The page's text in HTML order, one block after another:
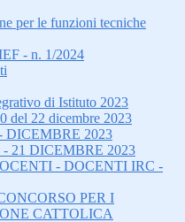
per le funzioni tecniche
- n. 1/2024
di Istituto 2023
del 22 dicembre 2023
DICEMBRE 2023
21 DICEMBRE 2023
- DOCENTI IRC -
PER I
CATTOLICA